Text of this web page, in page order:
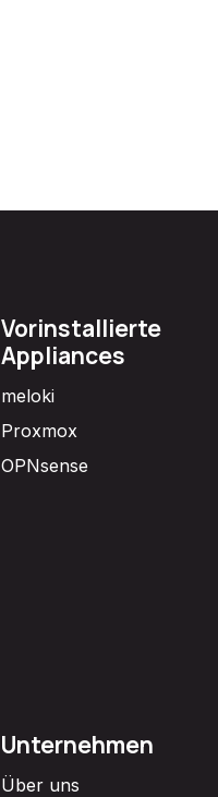
Vorinstallierte
Appliances
meloki
Proxmox
OPNsense
Unternehmen
Über uns